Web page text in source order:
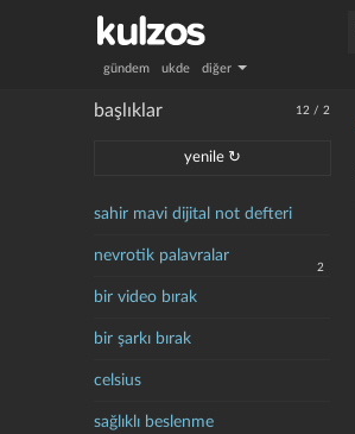
gündem ukde diğer
12 /2
başlıklar
yenile ↻
sahir mavi dijital not defteri
nevrotik palavralar
2
bir video bırak
bir şarkı bırak
celsius
sağlıklı beslenme